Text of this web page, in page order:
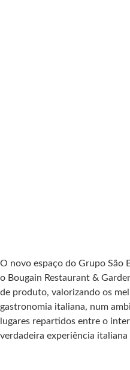
O novo espaço do Grupo São
o Bougain Restaurant &
de produto, valorizando os
gastronomia italiana, num
lugares repartidos entre o
verdadeira experiência italiana